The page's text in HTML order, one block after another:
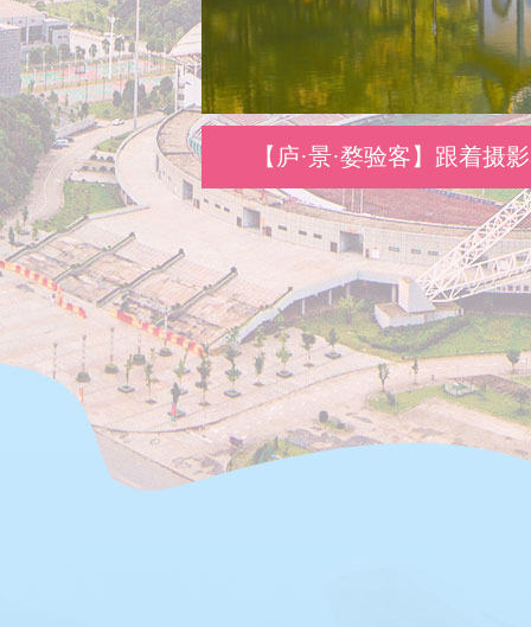
【庐·景·婺验客】跟着摄